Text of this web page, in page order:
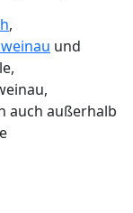
,
und
auch außerhalb